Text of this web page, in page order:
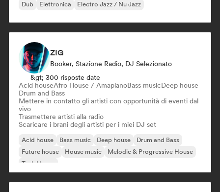
Dub
Elettronica Electro Jazz / Nu Jazz
ZIG
Booker, Stazione Radio, DJ Selezionato
&gt; 300 risposte date
Acid houseAfro House / AmapianoBass musicDeep house
Drum and Bass
Mettere in contatto gli artisti con opportunità di eventi dal
vivo
Trasmettere artisti alla radio
Scaricare i brani degli artisti per i miei DJ set
Acid house Bass music Deep house
Drum and Bass
Future house
House music
Melodic & Progressive House
Tech House